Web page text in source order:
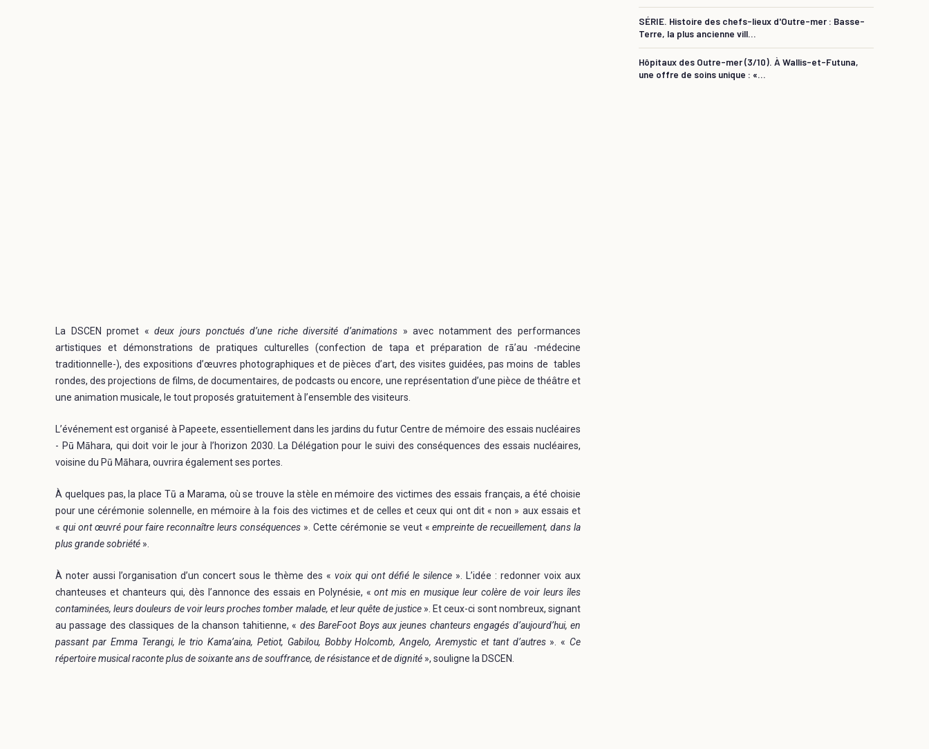
La DSCEN promet «deux jours ponctués d’une riche diversité d’animations » avec notamment des performances
artistiques et démonstrations de pratiques culturelles (confection de tapa et préparation de rā’au -médecine
traditionnelle-), des expositions d’œuvres photographiques et de pièces d’art, des visites guidées, pas moins de tables
rondes, des projections de films, de documentaires, de podcasts ou encore, une représentation d’une pièce de théâtre et
une animation musicale, le tout proposés gratuitement à l’ensemble des visiteurs.
L’événement est organisé à Papeete, essentiellement dans les jardins du futur Centre de mémoire des essais nucléaires
- Pū Māhara, qui doit voir le jour à l’horizon 2030. La Délégation pour le suivi des conséquences des essais nucléaires,
voisine du Pū Māhara, ouvrira également ses portes.
À quelques pas, la place Tū a Marama, où se trouve la stèle en mémoire des victimes des essais français, a été choisie
pour une cérémonie solennelle, en mémoire à la fois des victimes et de celles et ceux qui ont dit « non » aux essais et
« qui ont œuvré pour faire reconnaître leurs conséquences ». Cette cérémonie se veut «empreinte de recueillement, dans la
plus grande sobriété ».
À noter aussi l’organisation d’un concert sous le thème des « voix qui ont défié le silence ». L’idée : redonner voix aux
chanteuses et chanteurs qui, dès l’annonce des essais en Polynésie, «ont mis en musique leur colère de voir leurs îles
contaminées, leurs douleurs de voir leurs proches tomber malade, et leur quête de justice ». Et ceux-ci sont nombreux, signant
au passage des classiques de la chanson tahitienne, « des BareFoot Boys aux jeunes chanteurs engagés d’aujourd’hui, en
passant par Emma Terangi, le trio Kama’aina, Petiot, Gabilou, Bobby Holcomb, Angelo, Aremystic et tant d’autres». «Ce
répertoire musical raconte plus de soixante ans de souffrance, de résistance et de dignité », souligne la DSCEN.
SÉRIE. Histoire des chefs-lieux d'Outre-mer : Basse-
Terre, la plus ancienne vill...
Hôpitaux des Outre-mer (3/10). À Wallis-et-Futuna,
une offre de soins unique : «...